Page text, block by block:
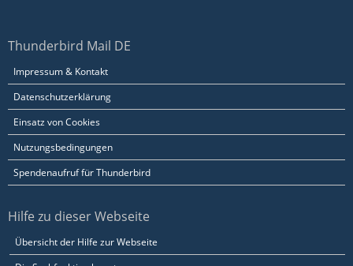
Thunderbird Mail DE
Impressum & Kontakt
Datenschutzerklärung
Einsatz von Cookies
Nutzungsbedingungen
Spendenaufruf für Thunderbird
Hilfe zu dieser Webseite
Übersicht der Hilfe zur Webseite